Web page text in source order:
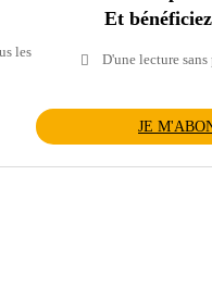
Et
les
D'une lecture
JE